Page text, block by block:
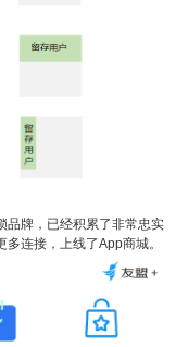
品牌，已经积累了非常忠实
多连接，上线了App商城。